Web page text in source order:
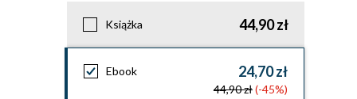
Książka 44,90 zł
Ebook 24,70 zł
44,90 zł(-45%)